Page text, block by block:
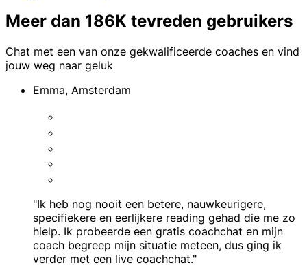
Meer dan 186K tevreden gebruikers
Chat met een van onze gekwalificeerde coaches en vind
jouw weg naar geluk
Emma, Amsterdam
"Ik heb nog nooit een betere, nauwkeurigere,
specifiekere en eerlijkere reading gehad die me zo
hielp. Ik probeerde een gratis coachchat en mijn
coach begreep mijn situatie meteen, dus ging ik
verder met een live coachchat."